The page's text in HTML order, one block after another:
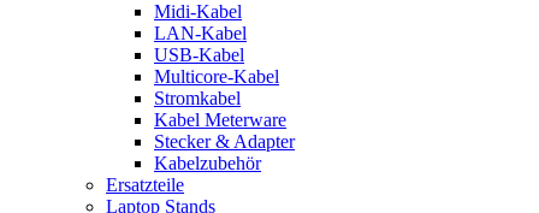
Midi-Kabel
LAN-Kabel
USB-Kabel
Multicore-Kabel
Stromkabel
Kabel Meterware
Stecker & Adapter
Kabelzubehör
Ersatzteile
Laptop Stands